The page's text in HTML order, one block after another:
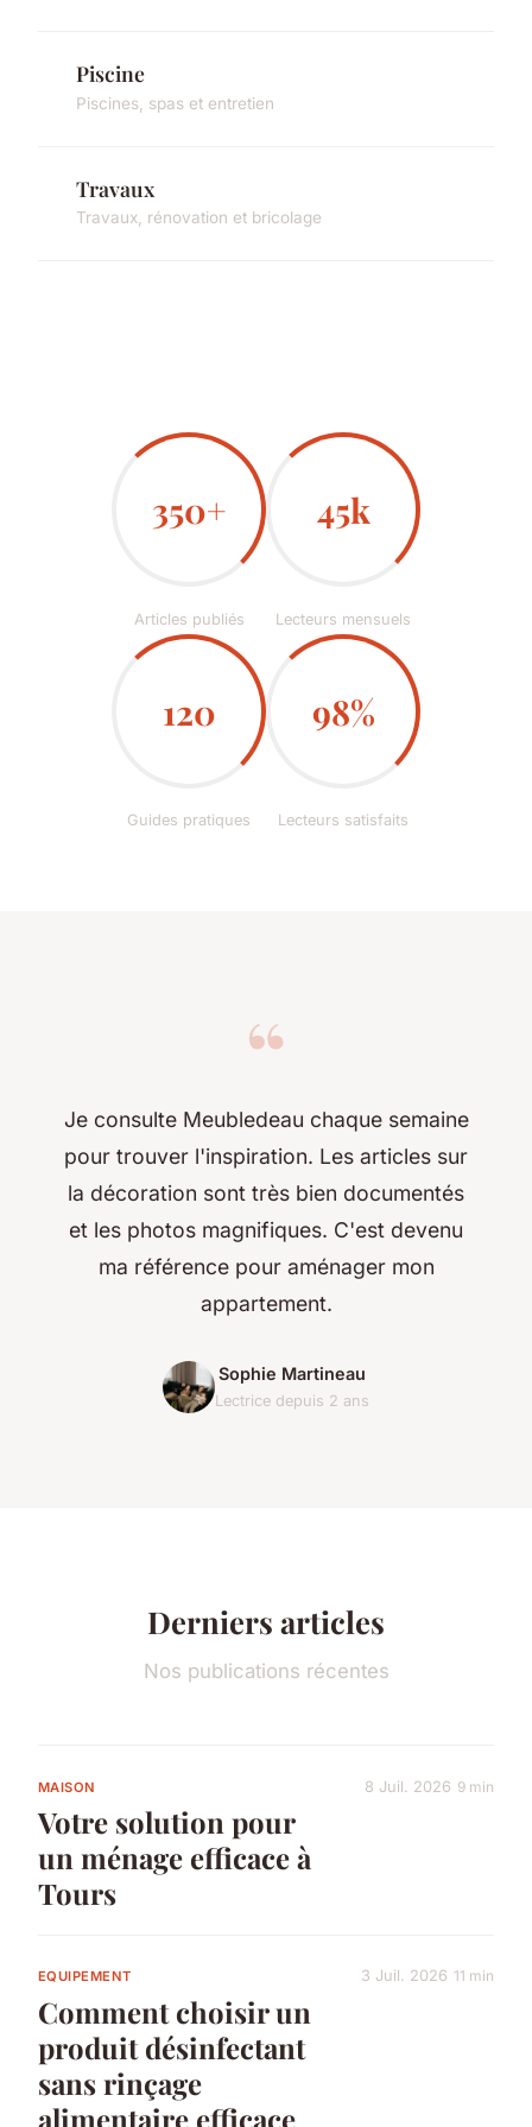
Piscine
Piscines, spas et entretien
Travaux
Travaux, rénovation et bricolage
350+
Articles publiés
45k
Lecteurs mensuels
120
Guides pratiques
98%
Lecteurs satisfaits
“
Je consulte Meubledeau chaque semaine
pour trouver l'inspiration. Les articles sur
la décoration sont très bien documentés
et les photos magnifiques. C'est devenu
ma référence pour aménager mon
appartement.
Sophie Martineau
Lectrice depuis 2 ans
Derniers articles
Nos publications récentes
MAISON
Votre solution pour
un ménage efficace à
Tours
8 Juil. 2026 9 min
EQUIPEMENT
Comment choisir un
produit désinfectant
sans rinçage
alimentaire efficace
3 Juil. 2026 11 min